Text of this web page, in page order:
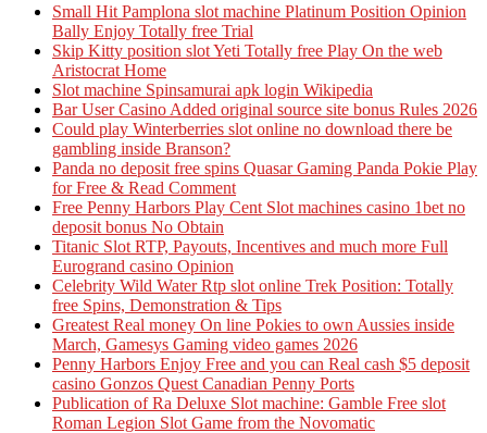
Small Hit Pamplona slot machine Platinum Position Opinion
Bally Enjoy Totally free Trial
Skip Kitty position slot Yeti Totally free Play On the web
Aristocrat Home
Slot machine Spinsamurai apk login Wikipedia
Bar User Casino Added original source site bonus Rules 2026
Could play Winterberries slot online no download there be
gambling inside Branson?
Panda no deposit free spins Quasar Gaming Panda Pokie Play
for Free & Read Comment
Free Penny Harbors Play Cent Slot machines casino 1bet no
deposit bonus No Obtain
Titanic Slot RTP, Payouts, Incentives and much more Full
Eurogrand casino Opinion
Celebrity Wild Water Rtp slot online Trek Position: Totally
free Spins, Demonstration & Tips
Greatest Real money On line Pokies to own Aussies inside
March, Gamesys Gaming video games 2026
Penny Harbors Enjoy Free and you can Real cash $5 deposit
casino Gonzos Quest Canadian Penny Ports
Publication of Ra Deluxe Slot machine: Gamble Free slot
Roman Legion Slot Game from the Novomatic